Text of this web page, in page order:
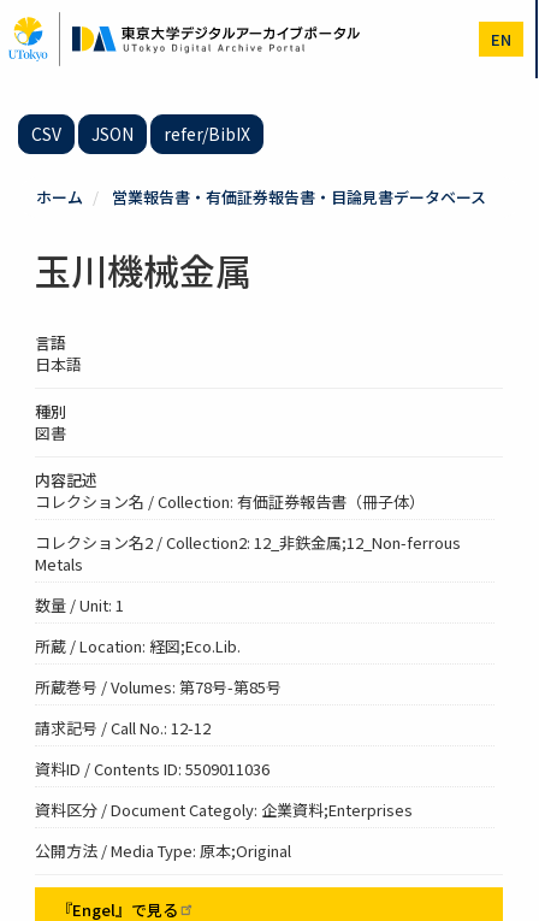
イ
ン
EN
CSV JSON refer/BibIX
ホーム 営業報告書・有価証券報告書・目論見書データベース
玉川機械金属
言語
日本語
種別
図書
内容記述
コレクション名 / Collection: 有価証券報告書（冊子体）
コレクション名2 / Collection2: 12_非鉄金属;12_Non-ferrous
Metals
数量 / Unit: 1
所蔵 / Location: 経図;Eco.Lib.
所蔵巻号 / Volumes: 第78号-第85号
請求記号 / Call No.: 12-12
資料ID / Contents ID: 5509011036
資料区分 / Document Categoly: 企業資料;Enterprises
公開方法 / Media Type: 原本;Original
『Engel』で見る